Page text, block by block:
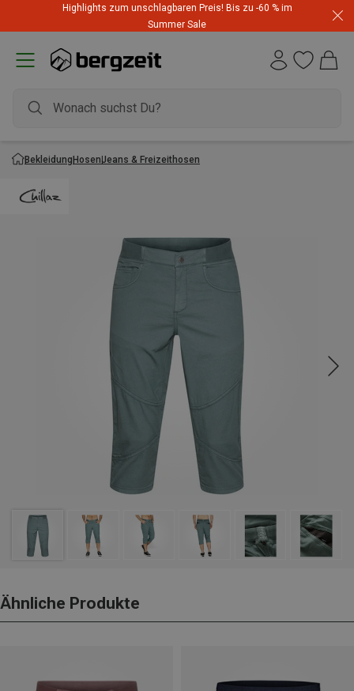
Highlights zum unschlagbaren Preis! Bis zu -60 % im
Summer Sale
BekleidungHosenJeans & Freizeithosen
Ähnliche Produkte